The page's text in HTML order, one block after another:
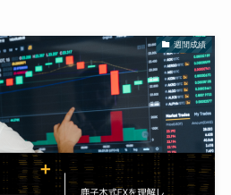
週間成績